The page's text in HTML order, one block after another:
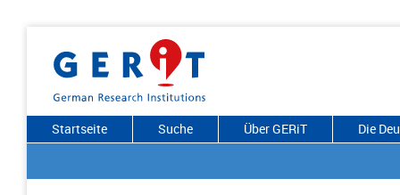
Startseite Suche Über GERiT Die